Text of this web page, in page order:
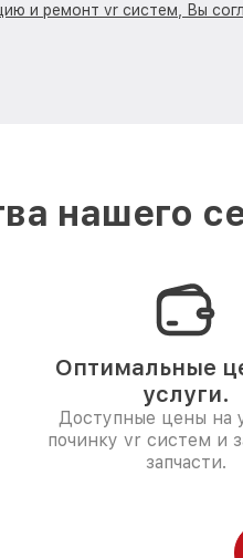
и ремонт vr систем, Вы
нашего
Оптимальные
услуги.
Доступные цены на
починку vr систем и
запчасти.